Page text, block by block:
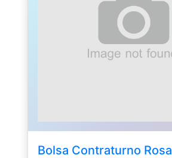
Bolsa Contraturno Rosa